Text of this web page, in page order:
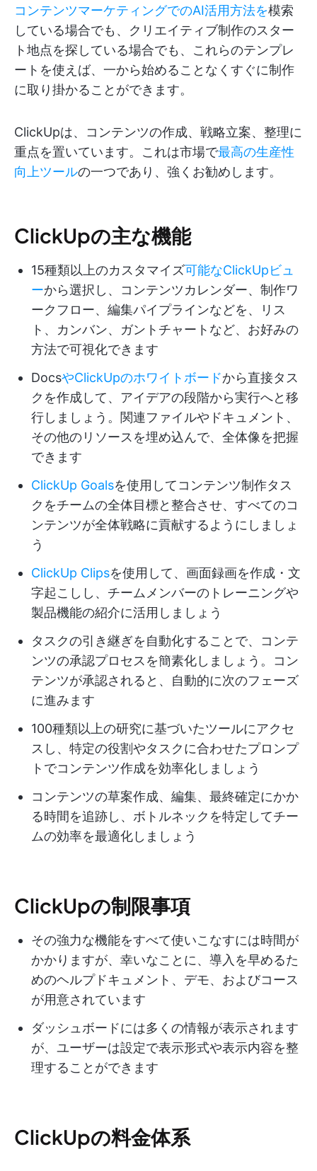
コンテンツマーケティングでのAI活用方法を模索
している場合でも、クリエイティブ制作のスター
ト地点を探している場合でも、これらのテンプレ
ートを使えば、一から始めることなくすぐに制作
に取り掛かることができます。
ClickUpは、コンテンツの作成、戦略立案、整理に
重点を置いています。これは市場で最高の生産性
向上ツールの一つであり、強くお勧めします。
ClickUpの主な機能
15種類以上のカスタマイズ可能なClickUpビュ
ーから選択し、コンテンツカレンダー、制作ワ
ークフロー、編集パイプラインなどを、リス
ト、カンバン、ガントチャートなど、お好みの
方法で可視化できます
DocsやClickUpのホワイトボードから直接タス
クを作成して、アイデアの段階から実行へと移
行しましょう。関連ファイルやドキュメント、
その他のリソースを埋め込んで、全体像を把握
できます
ClickUp Goalsを使用してコンテンツ制作タス
クをチームの全体目標と整合させ、すべてのコ
ンテンツが全体戦略に貢献するようにしましょ
う
ClickUp Clipsを使用して、画面録画を作成・文
字起こしし、チームメンバーのトレーニングや
製品機能の紹介に活用しましょう
タスクの引き継ぎを自動化することで、コンテ
ンツの承認プロセスを簡素化しましょう。コン
テンツが承認されると、自動的に次のフェーズ
に進みます
100種類以上の研究に基づいたツールにアクセ
スし、特定の役割やタスクに合わせたプロンプ
トでコンテンツ作成を効率化しましょう
コンテンツの草案作成、編集、最終確定にかか
る時間を追跡し、ボトルネックを特定してチー
ムの効率を最適化しましょう
ClickUpの制限事項
その強力な機能をすべて使いこなすには時間が
かかりますが、幸いなことに、導入を早めるた
めのヘルプドキュメント、デモ、およびコース
が用意されています
ダッシュボードには多くの情報が表示されます
が、ユーザーは設定で表示形式や表示内容を整
理することができます
ClickUpの料金体系